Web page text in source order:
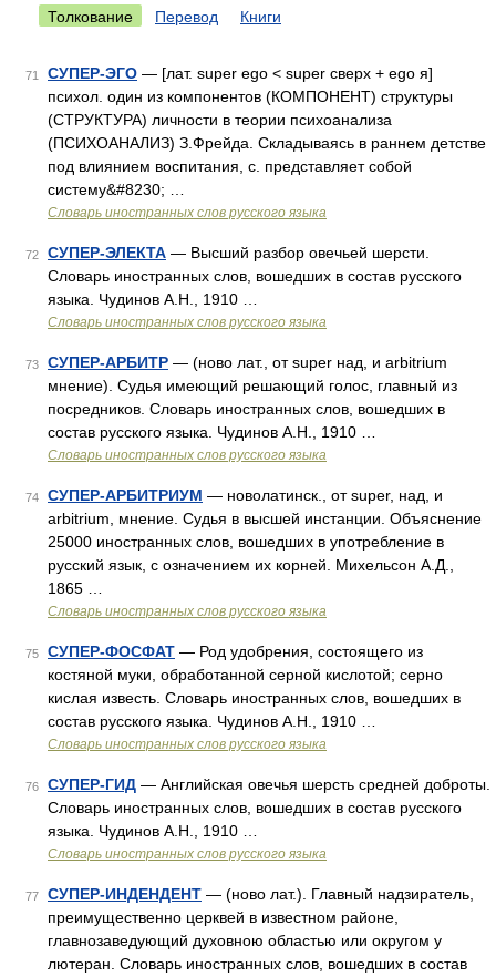
Толкование Перевод Книги
71 СУПЕР-ЭГО — [лат. super ego < super сверх + ego я]
психол. один из компонентов (КОМПОНЕНТ) структуры
(СТРУКТУРА) личности в теории психоанализа
(ПСИХОАНАЛИЗ) З.Фрейда. Складываясь в раннем детстве
под влиянием воспитания, с. представляет собой
систему&#8230; …
Словарь иностранных слов русского языка
72 СУПЕР-ЭЛЕКТА — Высший разбор овечьей шерсти.
Словарь иностранных слов, вошедших в состав русского
языка. Чудинов А.Н., 1910 …
Словарь иностранных слов русского языка
73 СУПЕР-АРБИТР — (ново лат., от super над, и arbitrium
мнение). Судья имеющий решающий голос, главный из
посредников. Словарь иностранных слов, вошедших в
состав русского языка. Чудинов А.Н., 1910 …
Словарь иностранных слов русского языка
74 СУПЕР-АРБИТРИУМ — новолатинск., от super, над, и
arbitrium, мнение. Судья в высшей инстанции. Объяснение
25000 иностранных слов, вошедших в употребление в
русский язык, с означением их корней. Михельсон А.Д.,
1865 …
Словарь иностранных слов русского языка
75 СУПЕР-ФОСФАТ — Род удобрения, состоящего из
костяной муки, обработанной серной кислотой; серно
кислая известь. Словарь иностранных слов, вошедших в
состав русского языка. Чудинов А.Н., 1910 …
Словарь иностранных слов русского языка
76 СУПЕР-ГИД — Английская овечья шерсть средней доброты.
Словарь иностранных слов, вошедших в состав русского
языка. Чудинов А.Н., 1910 …
Словарь иностранных слов русского языка
77 СУПЕР-ИНДЕНДЕНТ — (ново лат.). Главный надзиратель,
преимущественно церквей в известном районе,
главнозаведующий духовною областью или округом у
лютеран. Словарь иностранных слов, вошедших в состав